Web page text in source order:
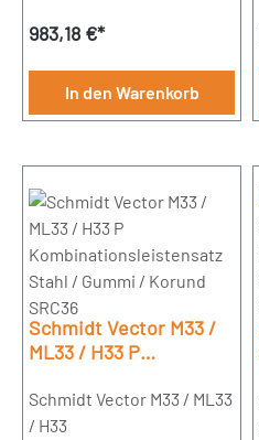
3 Leisten á 900mm15
Regulärer Preis:
983,18 €*
In den Warenkorb
Schmidt Vector M33 /
ML33 / H33 P
tz Stahl / Gummi /
Korund SRC36
Schmidt Vector M33 / ML33
/ H33